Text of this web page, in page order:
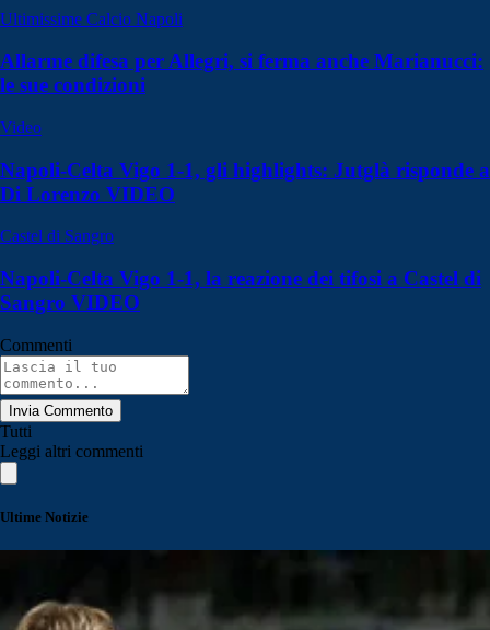
Ultimissime Calcio Napoli
Allarme difesa per Allegri, si ferma anche Marianucci:
le sue condizioni
Video
Napoli-Celta Vigo 1-1, gli highlights: Jutglà risponde a
Di Lorenzo VIDEO
Castel di Sangro
Napoli-Celta Vigo 1-1, la reazione dei tifosi a Castel di
Sangro VIDEO
Commenti
Invia Commento
Tutti
Leggi altri commenti
Ultime Notizie